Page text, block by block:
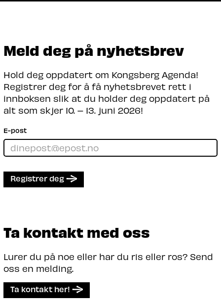
Meld deg på nyhetsbrev
Hold deg oppdatert om Kongsberg Agenda!
Registrer deg for å få nyhetsbrevet rett i
innboksen slik at du holder deg oppdatert på
alt som skjer 10. – 13. juni 2026!
E-post
Registrer deg
Ta kontakt med oss
Lurer du på noe eller har du ris eller ros? Send
oss en melding.
Ta kontakt her!